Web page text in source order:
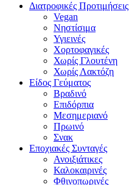
Διατροφικές Προτιμήσεις
Vegan
Νηστίσιμα
Υγιεινές
Χορτοφαγικές
Χωρίς Γλουτένη
Χωρίς Λακτόζη
Είδος Γεύματος
Βραδινό
Επιδόρπια
Μεσημεριανό
Πρωινό
Σνακ
Εποχιακές Συνταγές
Ανοιξιάτικες
Καλοκαιρινές
Φθινοπωρινές